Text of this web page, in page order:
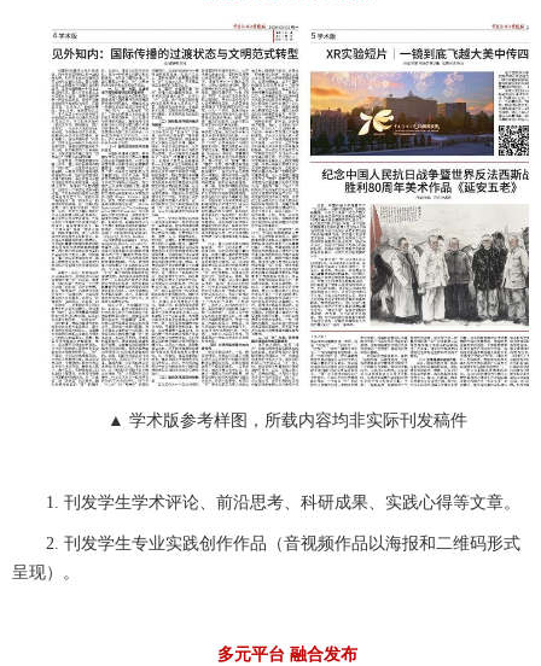
▲ 学术版参考样图，所载内容均非实际刊发稿件
1. 刊发学生学术评论、前沿思考、科研成果、实践心得等文章。
2. 刊发学生专业实践创作作品（音视频作品以海报和二维码形式
呈现）。
多元平台 融合发布